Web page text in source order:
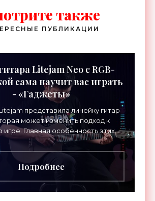
также
ПУБЛИКАЦИИ
Litejam Neo с RGB-
сама научит вас играть
- «Гаджеты»
представила линейку гитар
может изменить подход к
игре. Главная особенность этих
– встроенная RGB-подсветка
грифа. Светодиоды
Подробнее